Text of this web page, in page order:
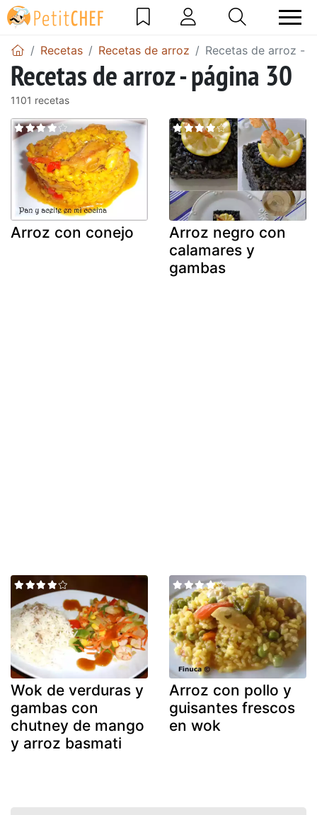
Recetas Recetas de arroz Recetas de arroz -
Recetas de arroz - página 30
1101 recetas
Arroz con conejo
Arroz negro con
calamares y
gambas
Wok de verduras y
gambas con
chutney de mango
y arroz basmati
Arroz con pollo y
guisantes frescos
en wok